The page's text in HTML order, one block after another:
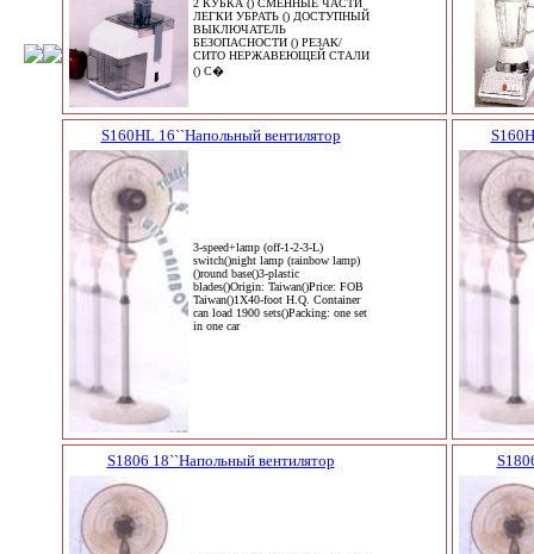
2 КУБКА () СМЕННЫЕ ЧАСТИ
ЛЕГКИ УБРАТЬ () ДОСТУПНЫЙ
ВЫКЛЮЧАТЕЛЬ
БЕЗОПАСНОСТИ () РЕЗАК/
СИТО НЕРЖАВЕЮЩЕЙ СТАЛИ
() С�
S160HL 16``Напольный вентилятор
3-speed+lamp (off-1-2-3-L)
switch()night lamp (rainbow lamp)
()round base()3-plastic
blades()Origin: Taiwan()Price: FOB
Taiwan()1X40-foot H.Q. Container
can load 1900 sets()Packing: one set
in one car
S1806 18``Напольный вентилятор